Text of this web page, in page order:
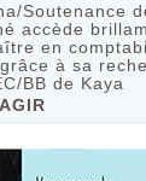
Soutenance
accède
en
à sa
BB de Kaya